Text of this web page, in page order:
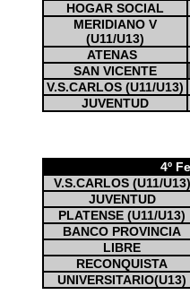
HOGAR SOCIAL
MERIDIANO V
(U11/U13)
ATENAS
SAN VICENTE
V.S.CARLOS (U11/U13)
JUVENTUD
4º
V.S.CARLOS (U11/U13)
JUVENTUD
PLATENSE (U11/U13)
BANCO PROVINCIA
LIBRE
RECONQUISTA
UNIVERSITARIO(U13)